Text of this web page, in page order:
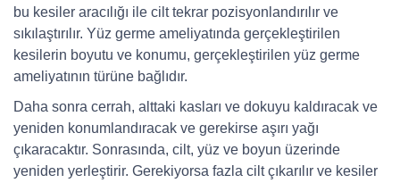
bu kesiler aracılığı ile cilt tekrar pozisyonlandırılır ve
sıkılaştırılır. Yüz germe ameliyatında gerçekleştirilen
kesilerin boyutu ve konumu, gerçekleştirilen yüz germe
ameliyatının türüne bağlıdır.
Daha sonra cerrah, alttaki kasları ve dokuyu kaldıracak ve
yeniden konumlandıracak ve gerekirse aşırı yağı
çıkaracaktır. Sonrasında, cilt, yüz ve boyun üzerinde
yeniden yerleştirir. Gerekiyorsa fazla cilt çıkarılır ve kesiler